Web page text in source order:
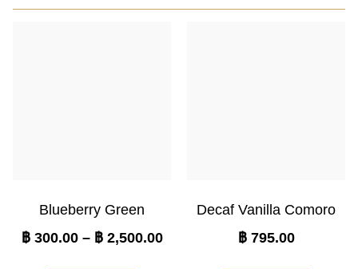
Blueberry Green
฿300.00 – ฿2,500.00
Decaf Vanilla Comoro
฿795.00